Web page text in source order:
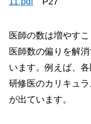
医師の数は増やす
医師数の偏りを解
います。例えば、
研修医のカリキュ
が出ています。